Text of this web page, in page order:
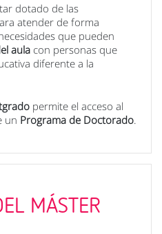
dotado de las
atender de forma
que pueden
aula con personas que
diferente a la
permite el acceso al
un Programa de Doctorado.
MÁSTER